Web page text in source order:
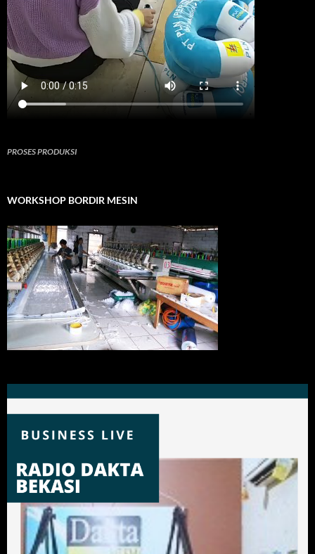
PROSES PRODUKSI
WORKSHOP BORDIR MESIN